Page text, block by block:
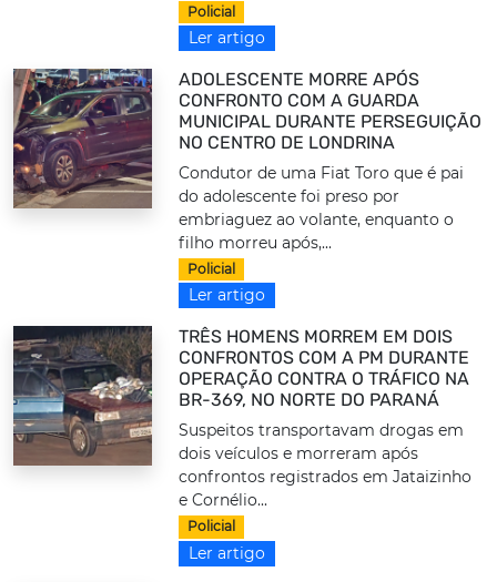
Policial
Ler artigo
ADOLESCENTE MORRE APÓS
CONFRONTO COM A GUARDA
MUNICIPAL DURANTE PERSEGUIÇÃO
NO CENTRO DE LONDRINA
Condutor de uma Fiat Toro que é pai
do adolescente foi preso por
embriaguez ao volante, enquanto o
filho morreu após,...
Policial
Ler artigo
TRÊS HOMENS MORREM EM DOIS
CONFRONTOS COM A PM DURANTE
OPERAÇÃO CONTRA O TRÁFICO NA
BR-369, NO NORTE DO PARANÁ
Suspeitos transportavam drogas em
dois veículos e morreram após
confrontos registrados em Jataizinho
e Cornélio...
Policial
Ler artigo